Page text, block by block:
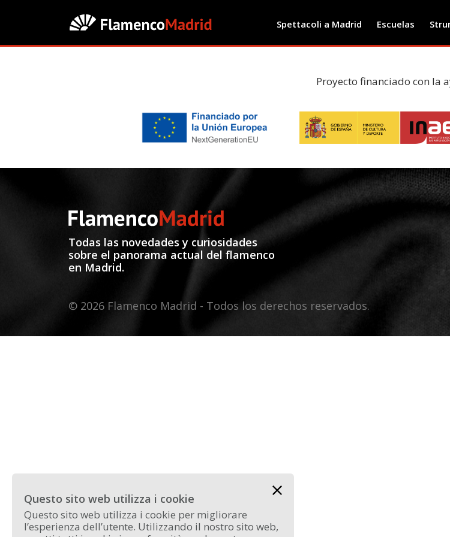
Spettacoli a Madrid Escuelas
Proyecto financiado con la
Todas las novedades y curiosidades
sobre el panorama actual del flamenco
en Madrid.
© 2026 Flamenco Madrid - Todos los derechos reservados.
Questo sito web utilizza i cookie
Questo sito web utilizza i cookie per migliorare
l’esperienza dell’utente. Utilizzando il nostro sito web,